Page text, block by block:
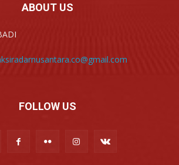
ABOUT US
FOLLOW US